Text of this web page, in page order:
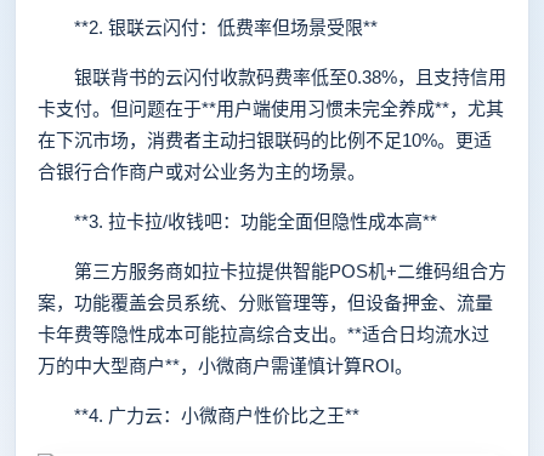
**2. 银联云闪付：低费率但场景受限**
银联背书的云闪付收款码费率低至0.38%，且支持信用
卡支付。但问题在于**用户端使用习惯未完全养成**，尤其
在下沉市场，消费者主动扫银联码的比例不足10%。更适
合银行合作商户或对公业务为主的场景。
**3. 拉卡拉/收钱吧：功能全面但隐性成本高**
第三方服务商如拉卡拉提供智能POS机+二维码组合方
案，功能覆盖会员系统、分账管理等，但设备押金、流量
卡年费等隐性成本可能拉高综合支出。**适合日均流水过
万的中大型商户**，小微商户需谨慎计算ROI。
**4. 广力云：小微商户性价比之王**